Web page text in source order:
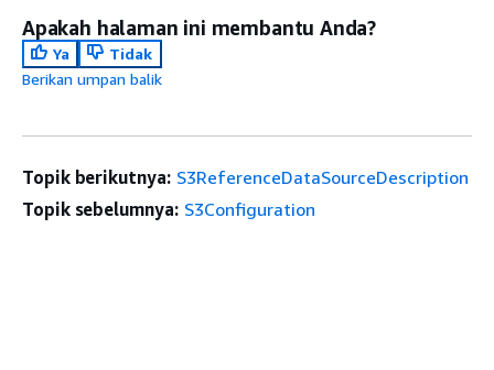
Apakah halaman ini membantu Anda?
Ya
Tidak
Berikan umpan balik
Topik berikutnya: S3ReferenceDataSourceDescription
Topik sebelumnya: S3Configuration